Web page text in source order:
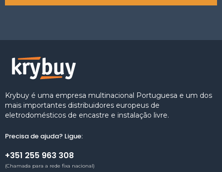
Krybuy é uma empresa multinacional Portuguesa e um dos
mais importantes distribuidores europeus de
eletrodomésticos de encastre e instalação livre.
Precisa de ajuda? Ligue:
+351 255 963 308
(Chamada para a rede fixa nacional)